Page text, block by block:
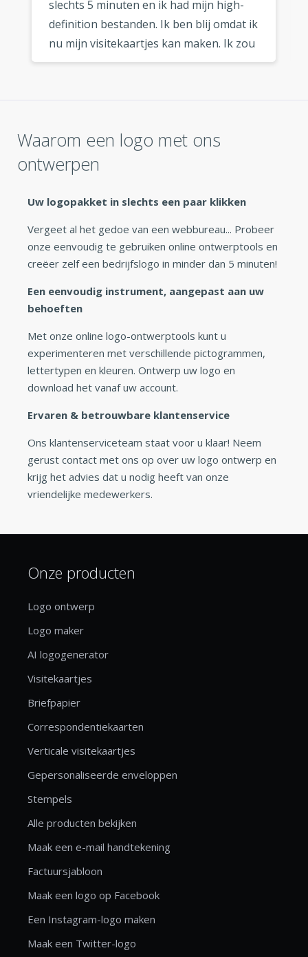
slechts 5 minuten en ik had mijn high-
definition bestanden. Ik ben blij omdat ik
nu mijn visitekaartjes kan maken. Ik zou
deze logo maker zeker aanraden aan
Waarom een logo met ons
ontwerpen
Uw logopakket in slechts een paar klikken
Vergeet al het gedoe van een webbureau... Probeer
onze eenvoudig te gebruiken online ontwerptools en
creëer zelf een bedrijfslogo in minder dan 5 minuten!
Een eenvoudig instrument, aangepast aan uw
behoeften
Met onze online logo-ontwerptools kunt u
experimenteren met verschillende pictogrammen,
lettertypen en kleuren. Ontwerp uw logo en
download het vanaf uw account.
Ervaren & betrouwbare klantenservice
Ons klantenserviceteam staat voor u klaar! Neem
gerust contact met ons op over uw logo ontwerp en
krijg het advies dat u nodig heeft van onze
vriendelijke medewerkers.
Onze producten
Logo ontwerp
Logo maker
AI logogenerator
Visitekaartjes
Briefpapier
Correspondentiekaarten
Verticale visitekaartjes
Gepersonaliseerde enveloppen
Stempels
Alle producten bekijken
Maak een e-mail handtekening
Factuursjabloon
Maak een logo op Facebook
Een Instagram-logo maken
Maak een Twitter-logo